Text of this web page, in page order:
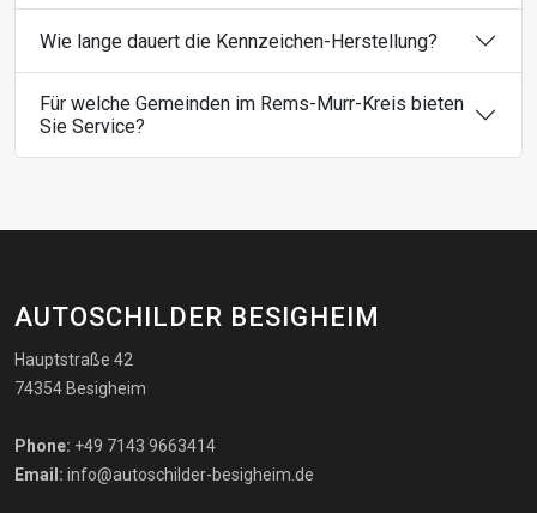
Wie lange dauert die Kennzeichen-Herstellung?
Für welche Gemeinden im Rems-Murr-Kreis bieten
Sie Service?
AUTOSCHILDER BESIGHEIM
Hauptstraße 42
74354 Besigheim
Phone: +49 7143 9663414
Email: info@autoschilder-besigheim.de